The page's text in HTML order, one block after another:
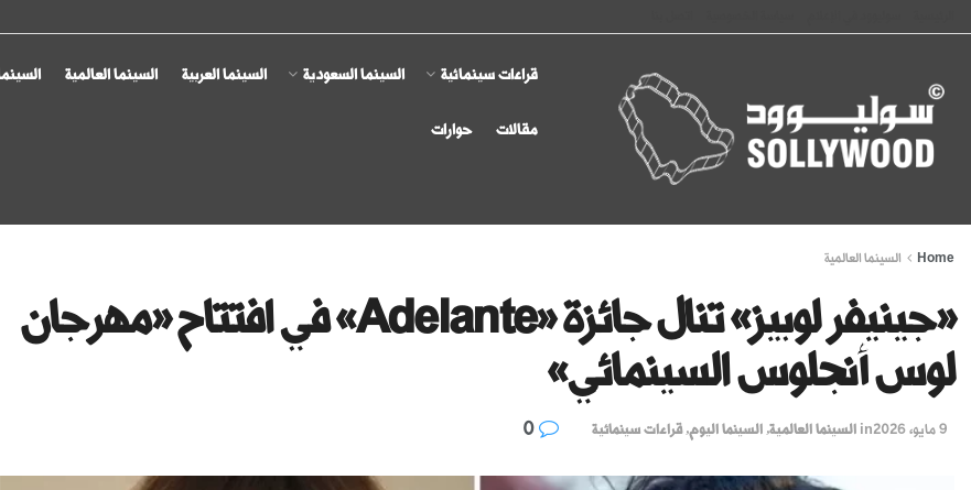
قراءات سينمائية السينما السعودية السينما العربية السينما العالمية
مقالات حوارات
Home السينما العالمية
«جينيفر لوبيز» تنال جائزة «Adelante» في افتتاح «مهرجان
لوس أنجلوس السينمائي»
9 مايو، 2026 in السينما العالمية, السينما اليوم,قراءات سينمائية